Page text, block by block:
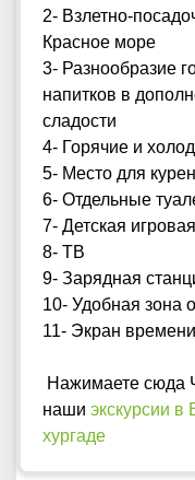
2- Взлетно-
Красное море
3- Разнообразие
напитков в
сладости
4- Горячие и
5- Место для
6- Отдельные
7- Детская
8- ТВ
9- Зарядная
10- Удобная зона
11- Экран
Нажимаете сюда
наши экскурсии в
хургаде